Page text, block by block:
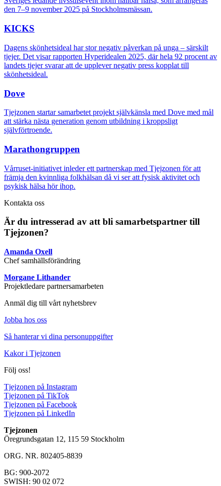
den 7–9 november 2025 på Stockholmsmässan.
KICKS
Dagens skönhetsideal har stor negativ påverkan på unga – särskilt
tjejer. Det visar rapporten Hyperidealen 2025, där hela 92 procent av
landets tjejer svarar att de upplever negativ press kopplat till
skönhetsideal.
Dove
Tjejzonen startar samarbetet projekt självkänsla med Dove med mål
att stärka nästa generation genom utbildning i kroppsligt
självförtroende.
Marathongruppen
Vårruset-initiativet inleder ett partnerskap med Tjejzonen för att
främja den kvinnliga folkhälsan då vi ser att fysisk aktivitet och
psykisk hälsa hör ihop.
Kontakta oss
Är du intresserad av att bli samarbetspartner till
Tjejzonen?
Amanda Oxell
Chef samhällsförändring
Morgane Lithander
Projektledare partnersamarbeten
Anmäl dig till vårt nyhetsbrev
Jobba hos oss
Så hanterar vi dina personuppgifter
Kakor i Tjejzonen
Följ oss!
Tjejzonen på Instagram
Tjejzonen på TikTok
Tjejzonen på Facebook
Tjejzonen på LinkedIn
Tjejzonen
Öregrundsgatan 12, 115 59 Stockholm
ORG. NR. 802405-8839
BG: 900-2072
SWISH: 90 02 072